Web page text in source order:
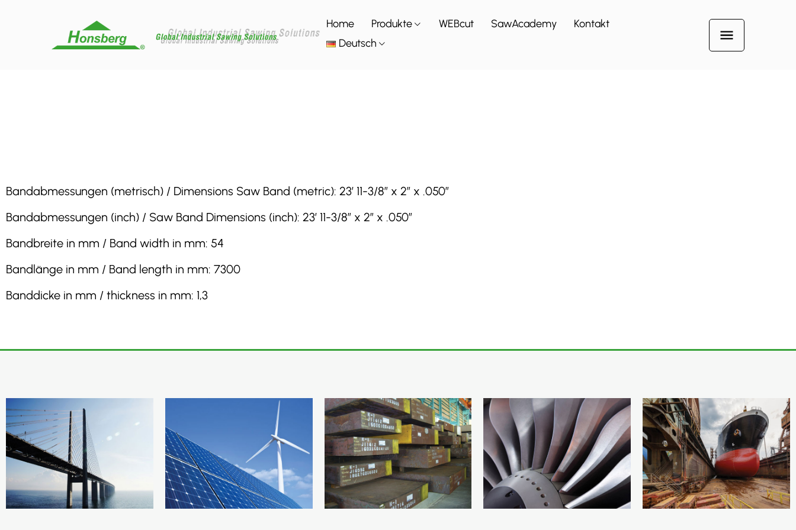
Home Produkte WEBcut SawAcademy
Kontakt
Deutsch
Bandabmessungen (metrisch) / Dimensions Saw Band (metric): 23′ 11-3/8″ x 2″ x .050″
Bandabmessungen (inch) / Saw Band Dimensions (inch): 23′ 11-3/8″ x 2″ x .050″
Bandbreite in mm / Band width in mm: 54
Bandlänge in mm / Band length in mm: 7300
Banddicke in mm / thickness in mm: 1,3